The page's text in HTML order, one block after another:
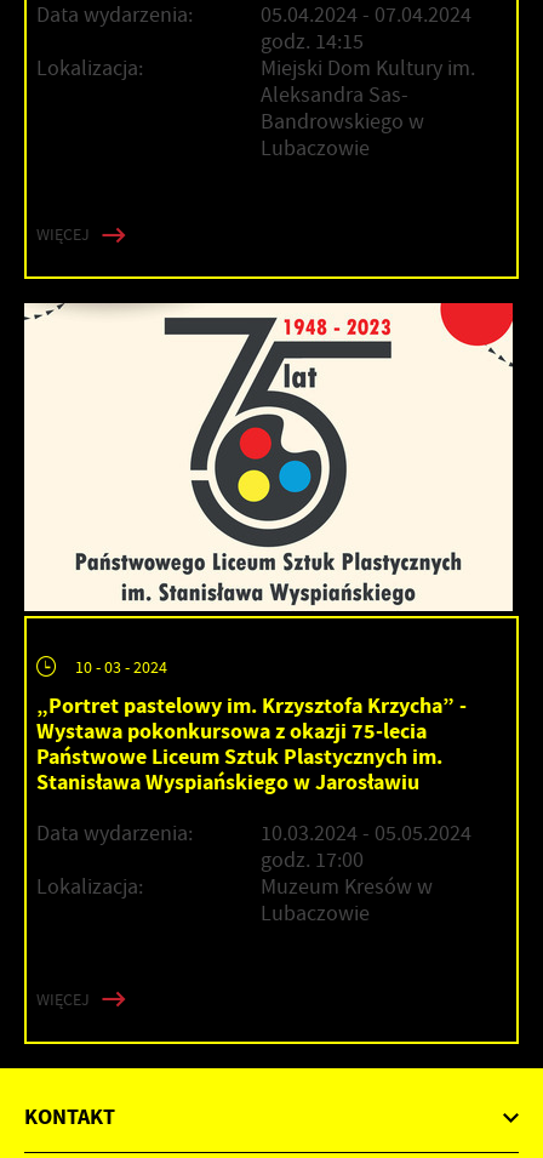
Data wydarzenia: 05.04.2024- 07.04.2024
godz. 14:15
Lokalizacja:
Miejski Dom Kultury im.
Aleksandra Sas-
Bandrowskiego w
Lubaczowie
WIĘCEJ
10 - 03 - 2024
„Portret pastelowy im. Krzysztofa Krzycha” -
Wystawa pokonkursowa z okazji 75-lecia
Państwowe Liceum Sztuk Plastycznych im.
Stanisława Wyspiańskiego w Jarosławiu
Data wydarzenia: 10.03.2024- 05.05.2024
godz. 17:00
Lokalizacja:
Muzeum Kresów w
Lubaczowie
WIĘCEJ
KONTAKT